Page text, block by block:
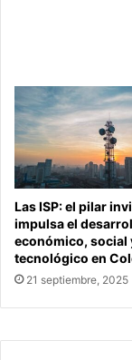
Las ISP: el pilar
impulsa el
económico, social
tecnológico en
21 septiembre, 2025